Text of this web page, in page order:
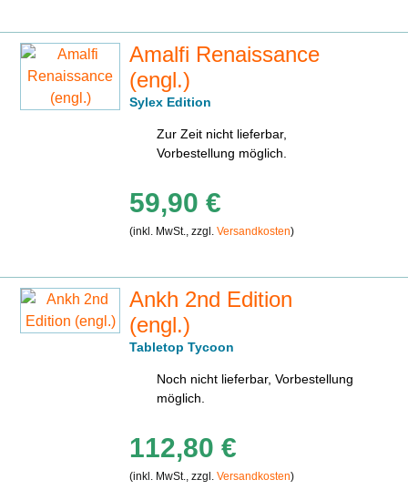
Amalfi Renaissance
(engl.)
Sylex Edition
Zur Zeit nicht lieferbar,
Vorbestellung möglich.
59,90 €
(inkl. MwSt., zzgl.Versandkosten)
Ankh 2nd Edition
(engl.)
Tabletop Tycoon
Noch nicht lieferbar, Vorbestellung
möglich.
112,80 €
(inkl. MwSt., zzgl.Versandkosten)